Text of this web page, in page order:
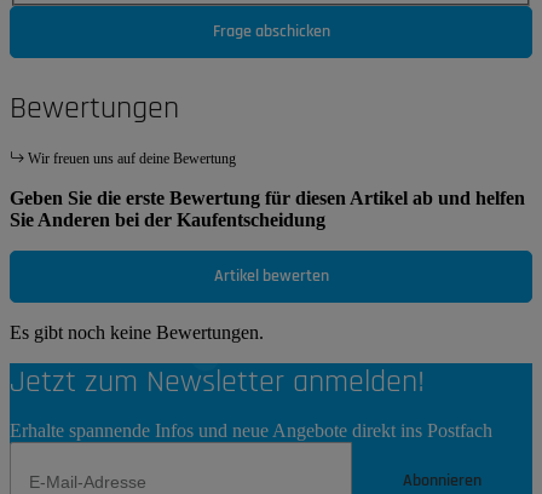
Frage abschicken
Bewertungen
Wir freuen uns auf deine Bewertung
Geben Sie die erste Bewertung für diesen Artikel ab und helfen
Sie Anderen bei der Kaufentscheidung
Artikel bewerten
Es gibt noch keine Bewertungen.
Jetzt zum Newsletter anmelden!
Erhalte spannende Infos und neue Angebote direkt ins Postfach
Abonnieren